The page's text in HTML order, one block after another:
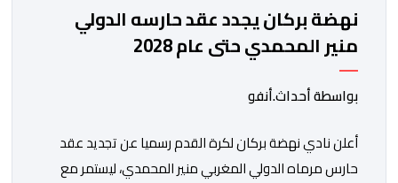
نهضة بركان يجدد عقد حارسه الدولي
منير المحمدي حتى عام 2028
بواسطة أحداث.أنفو
​أعلن نادي نهضة بركان لكرة القدم رسميا عن تجديد عقد
حارس مرماه الدولي المغربي منير المحمدي، ليستمر مع